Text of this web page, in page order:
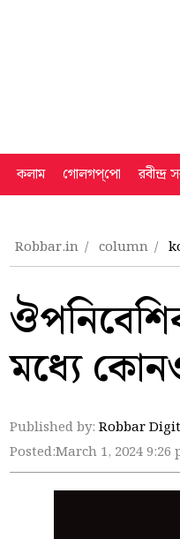
কলাম গোলগপ্‌পো রবীন্দ্র
Robbar.in column
মধ্যে
Published by: Robbar
Posted:March 1, 2024 9:26